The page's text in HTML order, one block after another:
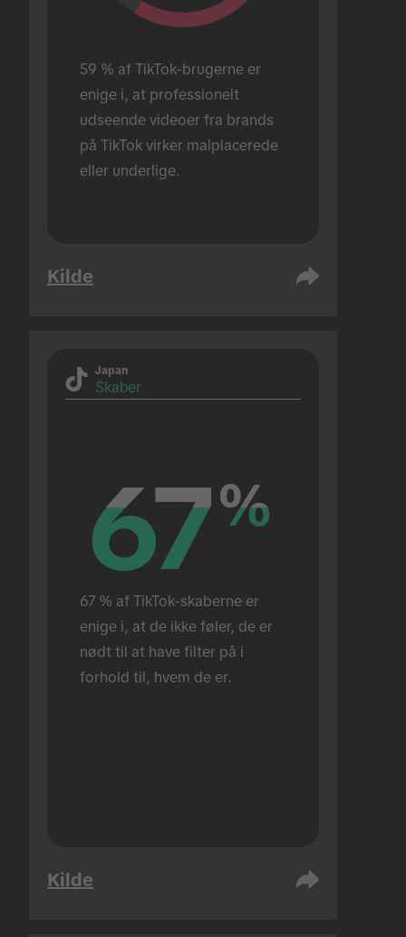
59 % af TikTok-brugerne er
enige i, at professionelt
udseende videoer fra brands
på TikTok virker malplacerede
eller underlige.
Kilde
Japan
Skaber
67%
67%
67 % af TikTok-skaberne er
enige i, at de ikke føler, de er
nødt til at have filter på i
forhold til, hvem de er.
Kilde